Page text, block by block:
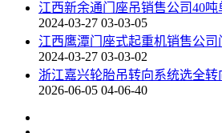
江西新余通门座吊销售公司40
2024-03-27 03-03-05
江西鹰潭门座式起重机销售公
2024-03-27 03-03-02
浙江嘉兴轮胎吊转向系统选全
2026-06-05 04-06-40